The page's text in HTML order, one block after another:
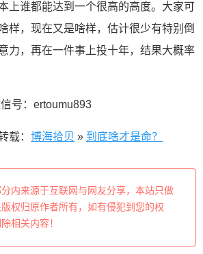
上谁都能达到一个很高的高度。大家可
样，现在又是啥样，估计很少有特别倒
力，再在一件事上投十年，结果大概率
号：ertoumu893
载： 博海拾贝 » 到底啥才是命？
内来源于互联网与网友分享，本站只做
权归原作者所有，如有侵犯到您的权
相关内容！